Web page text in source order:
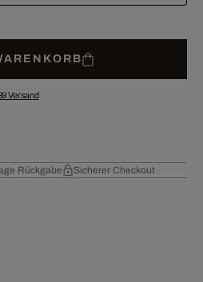
Versand
Rückgabe Sicherer Checkout